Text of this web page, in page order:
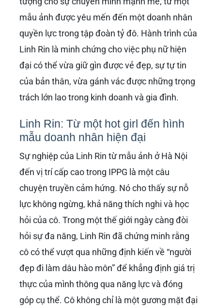
Linh Rin và tương lai
của một biểu tượng
mới
Tính đến năm 2026, câu hỏiLinh Rin là ai?đã
có một định nghĩa rõ ràng và đầy đủ hơn bao
giờ hết. Cô không chỉ là một cái tên quen
thuộc trong giới trẻ mà đã trở thành một biểu
tượng cho sự chuyển mình mạnh mẽ, từ một